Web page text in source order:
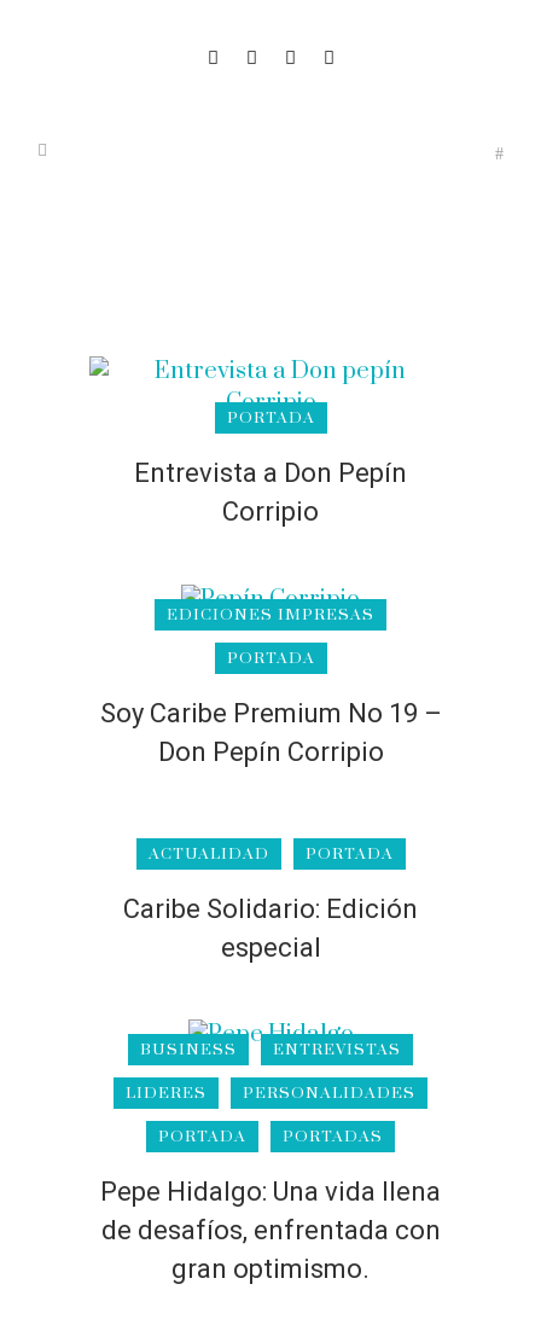
PORTADA
Entrevista a Don Pepín
Corripio
EDICIONES IMPRESAS
PORTADA
Soy Caribe Premium No 19 –
Don Pepín Corripio
ACTUALIDAD PORTADA
Caribe Solidario: Edición
especial
BUSINESS ENTREVISTAS
LIDERES PERSONALIDADES
PORTADA PORTADAS
Pepe Hidalgo: Una vida llena
de desafíos, enfrentada con
gran optimismo.